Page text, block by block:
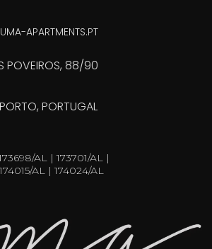
APARTMENTS.PT
POVEIROS, 88/90
PORTUGAL
AL | 173701/AL |
AL | 174024/AL